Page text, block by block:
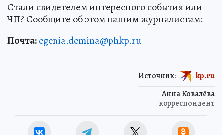
Стали свидетелем интересного события или
ЧП? Сообщите об этом нашим журналистам:
Почта:egenia.demina@phkp.ru
Анна Ковалёва
корреспондент
Источник: kp.ru